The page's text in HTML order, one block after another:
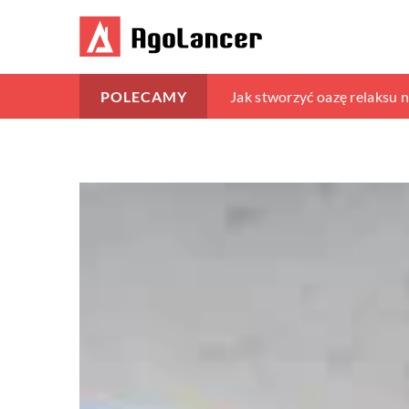
POLECAMY Jak wybrać osłony
Jak stworzyć oazę relaksu
Trawy dekoracyjne do